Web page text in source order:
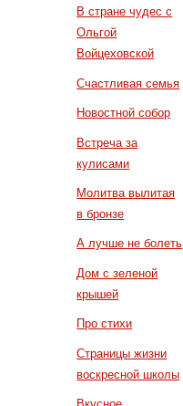
В стране чудес с
Ольгой
Войцеховской
Счастливая семья
Новостной собор
Встреча за
кулисами
Молитва вылитая
в бронзе
А лучше не болеть
Дом с зеленой
крышей
Про стихи
Страницы жизни
воскресной школы